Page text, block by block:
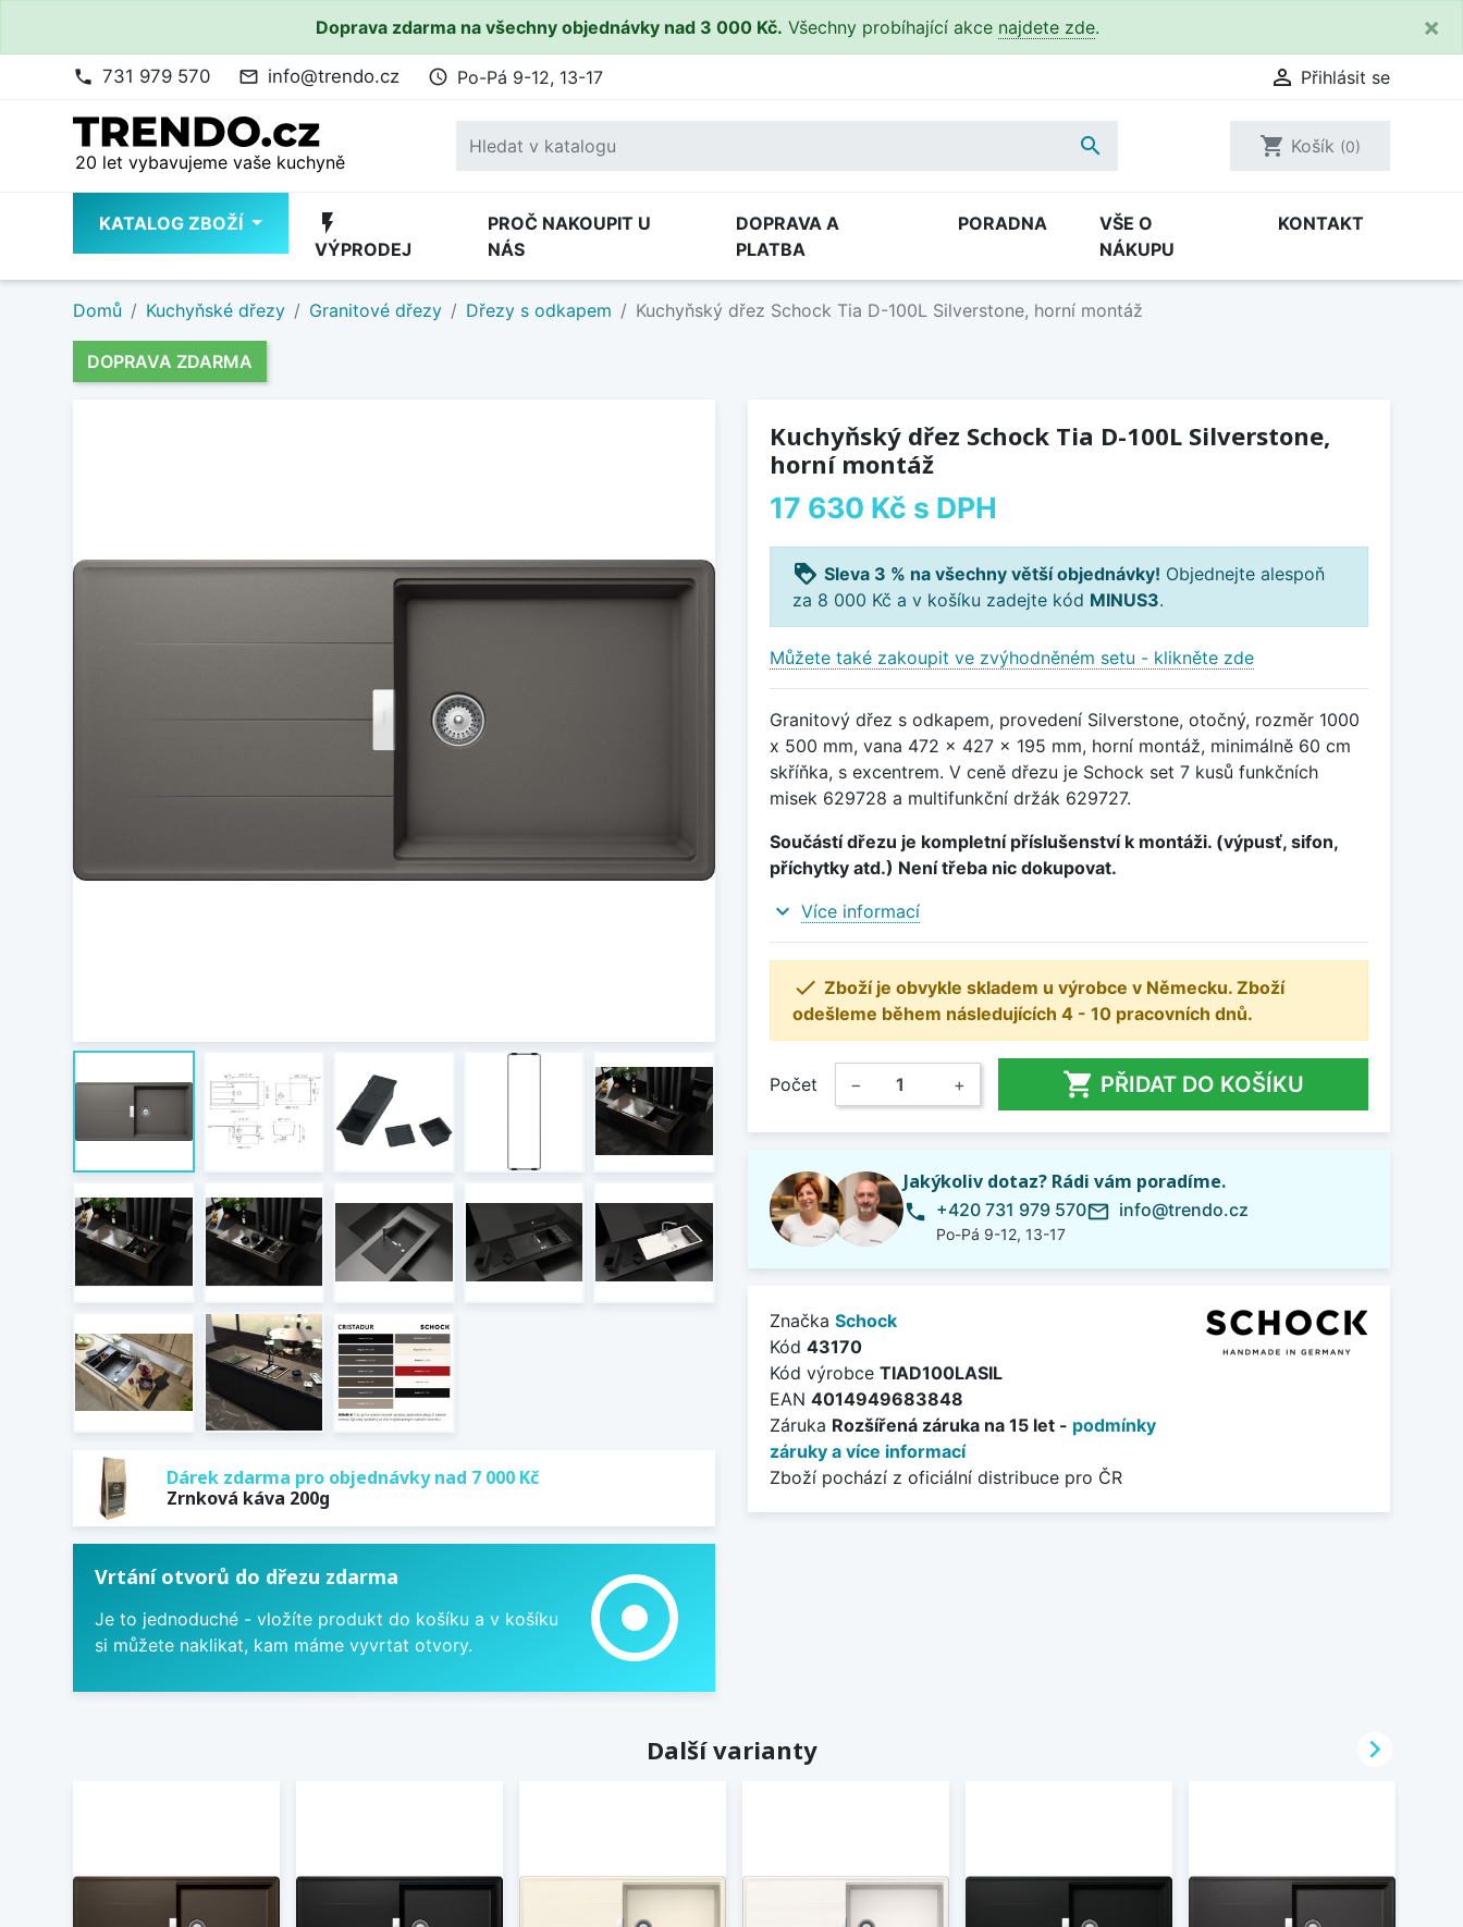
Doprava zdarma na všechny objednávky nad 3 000 Kč. Všechny probíhající akce najdete zde. ×
phone 731 979 570 mail_outline info@trendo.cz access_time Po-Pá 9-12, 13-17  Přihlásit se
20 let vybavujeme vaše kuchyně
 shopping_cart Košík (0)
KATALOG ZBOŽÍ flash_on
VÝPRODEJ
PROČ NAKOUPIT U
NÁS
DOPRAVA A
PLATBA
PORADNA
VŠE O
NÁKUPU
KONTAKT
Domů Kuchyňské dřezy Granitové dřezy Dřezy s odkapem Kuchyňský dřez Schock Tia D-100L Silverstone, horní montáž
DOPRAVA ZDARMA
Dárek zdarma pro objednávky nad 7 000 Kč
Zrnková káva 200g
Vrtání otvorů do dřezu zdarma
Je to jednoduché - vložíte produkt do košíku a v košíku
si můžete naklikat, kam máme vyvrtat otvory.
adjust
Kuchyňský dřez Schock Tia D-100L Silverstone,
horní montáž
17 630 Kč s DPH
loyalty Sleva 3 % na všechny větší objednávky! Objednejte alespoň
za 8 000 Kč a v košíku zadejte kód MINUS3.
Můžete také zakoupit ve zvýhodněném setu - klikněte zde
Granitový dřez s odkapem, provedení Silverstone, otočný, rozměr 1000
x 500 mm, vana 472 x 427 x 195 mm, horní montáž, minimálně 60 cm
skříňka, s excentrem. V ceně dřezu je Schock set 7 kusů funkčních
misek 629728 a multifunkční držák 629727.
Součástí dřezu je kompletní příslušenství k montáži. (výpusť, sifon,
příchytky atd.) Není třeba nic dokupovat.
expand_more Více informací
 Zboží je obvykle skladem u výrobce v Německu. Zboží
odešleme během následujících 4 - 10 pracovních dnů.
Počet − +  PŘIDAT DO KOŠÍKU
Jakýkoliv dotaz? Rádi vám poradíme.
phone +420 731 979 570
Po-Pá 9-12, 13-17
mail_outline info@trendo.cz
Značka Schock
Kód 43170
Kód výrobce TIAD100LASIL
EAN 4014949683848
Záruka Rozšířená záruka na 15 let - podmínky
záruky a více informací
Zboží pochází z oficiální distribuce pro ČR
Další varianty 